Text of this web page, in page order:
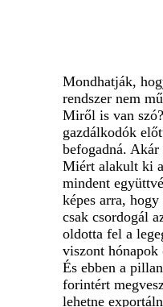
Mondhatják,
rendszer nem
Miről is van
gazdálkodók
befogadná.
Miért alakult ki a
mindent
képes arra,
csak csordogál
oldotta fel a
viszont hónapok
És ebben a
forintért
lehetne